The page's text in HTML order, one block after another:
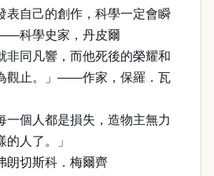
自己的創作，科學一定會瞬
科學史家，丹皮爾
同凡響，而他死後的榮耀和
觀止。」——作家，保羅．瓦
個人都是損失，造物主無力
人了。」
切斯科．梅爾齊